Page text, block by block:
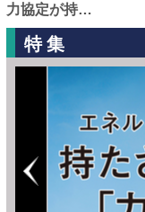
力協定が持…
特集